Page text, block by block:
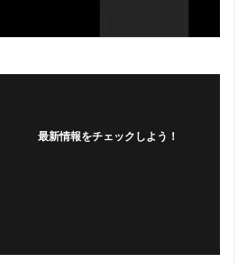
最新情報をチェックしよう！